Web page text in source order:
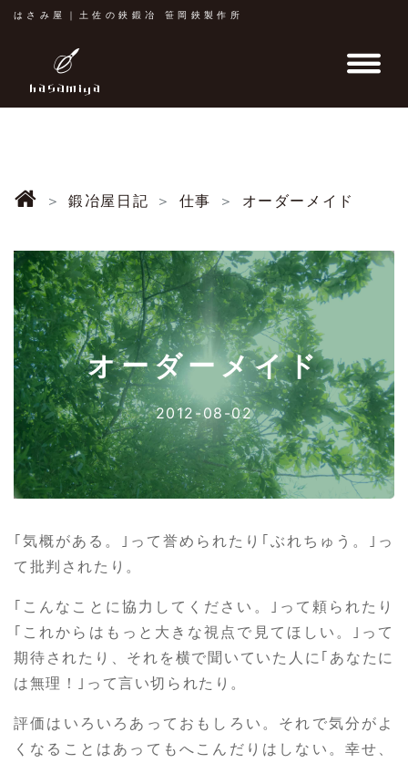
はさみ屋｜土佐の鋏鍛冶 笹岡鋏製作所
鍛冶屋日記 仕事 オーダーメイド
オーダーメイド
2012-08-02
｢気概がある。｣って誉められたり｢ぶれちゅう。｣っ
て批判されたり。
｢こんなことに協力してください。｣って頼られたり
｢これからはもっと大きな視点で見てほしい。｣って
期待されたり、それを横で聞いていた人に｢あなたに
は無理！｣って言い切られたり。
評価はいろいろあっておもしろい。それで気分がよ
くなることはあってもへこんだりはしない。幸せ、